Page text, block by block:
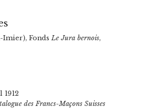
Fonds Le Jura bernois,
1912
des Francs-Maçons Suisses